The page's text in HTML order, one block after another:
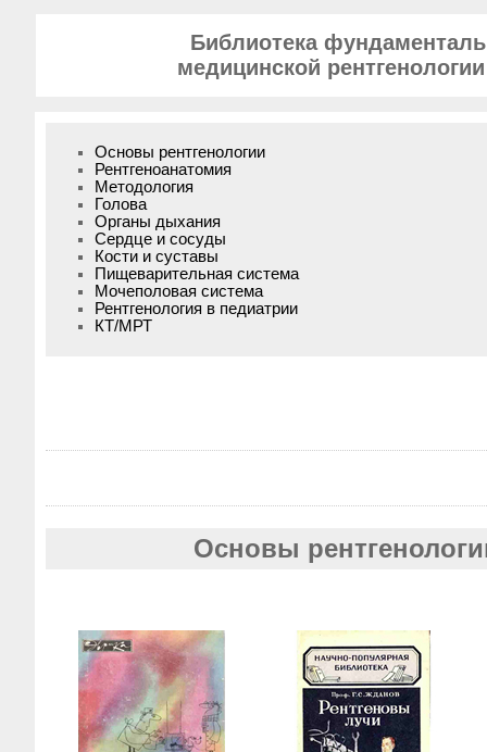
Библиотека
медицинской
Основы рентгенологии
Рентгеноанатомия
Методология
Голова
Органы дыхания
Сердце и сосуды
Кости и суставы
Пищеварительная система
Мочеполовая система
Рентгенология в педиатрии
КТ/МРТ
Основы